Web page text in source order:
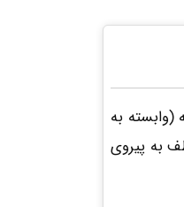
به
به پیروی